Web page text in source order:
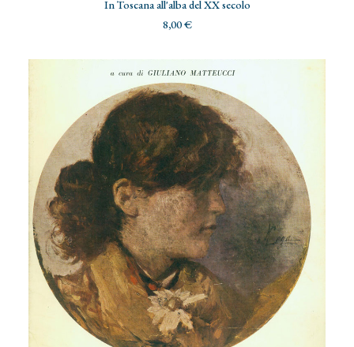
In Toscana all'alba del XX secolo
8,00€